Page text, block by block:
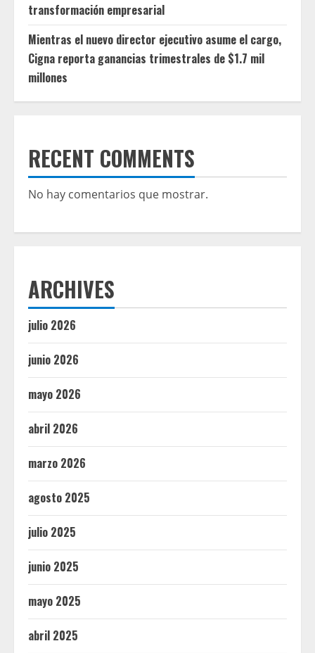
transformación empresarial
Mientras el nuevo director ejecutivo asume el cargo,
Cigna reporta ganancias trimestrales de $1.7 mil
millones
RECENT COMMENTS
No hay comentarios que mostrar.
ARCHIVES
julio 2026
junio 2026
mayo 2026
abril 2026
marzo 2026
agosto 2025
julio 2025
junio 2025
mayo 2025
abril 2025